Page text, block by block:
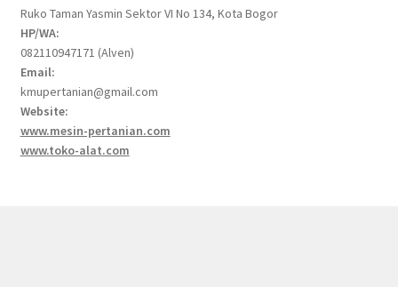
Ruko Taman Yasmin Sektor VI No 134, Kota Bogor
HP/WA:
082110947171 (Alven)
Email:
kmupertanian@gmail.com
Website:
www.mesin-pertanian.com
www.toko-alat.com